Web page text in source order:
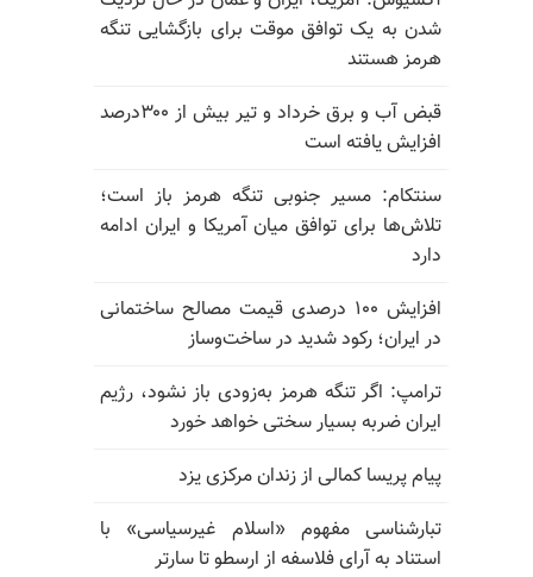
شدن به یک توافق موقت برای بازگشایی تنگه
هرمز هستند
قبض آب و برق خرداد و تیر بیش از ۳۰۰درصد
افزایش یافته است
سنتکام: مسیر جنوبی تنگه هرمز باز است؛
تلاش‌ها برای توافق میان آمریکا و ایران ادامه
دارد
افزایش ۱۰۰ درصدی قیمت مصالح ساختمانی
در ایران؛ رکود شدید در ساخت‌وساز
ترامپ: اگر تنگه هرمز به‌زودی باز نشود، رژیم
ایران ضربه بسیار سختی خواهد خورد
پیام پریسا کمالی از زندان مرکزی یزد
تبارشناسی مفهوم «اسلام غیرسیاسی» با
استناد به آرای فلاسفه از ارسطو تا سارتر